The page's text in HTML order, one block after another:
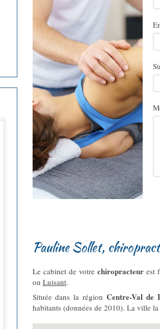
Pauline Sollet,
Le cabinet de votre chiropracteurest
ou Luisant.
Située dans la régionCentre-Val de
habitants (données de 2010). La ville